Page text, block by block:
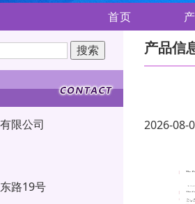
首页
限公司
路19号
产品信
2026-08-